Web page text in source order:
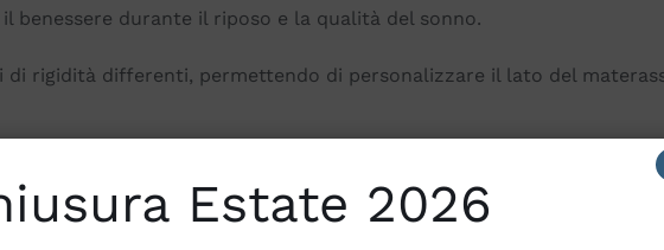
benessere durante il riposo e la qualità del sonno.
rigidità differenti, permettendo di personalizzare il lato del
praticità e facilità nella pulizia quotidiana.
Estate 2026